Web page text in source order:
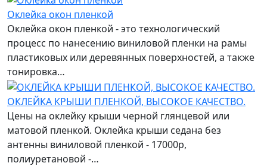
Оклейка окон пленкой
Оклейка окон пленкой - это технологический
процесс по нанесению виниловой пленки на рамы
пластиковых или деревянных поверхностей, а также
тонировка…
ОКЛЕЙКА КРЫШИ ПЛЕНКОЙ, ВЫСОКОЕ КАЧЕСТВО.
Цены на оклейку крыши черной глянцевой или
матовой пленкой. Оклейка крыши седана без
антенны виниловой пленкой - 17000р,
полиуретановой -…